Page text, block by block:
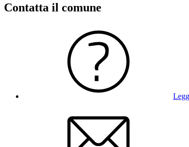
Contatta il comune